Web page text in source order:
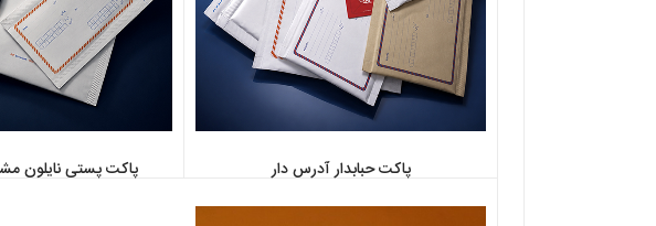
پاکت حبابدار آدرس دار پاکت پستی نایلون